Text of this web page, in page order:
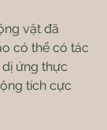
vật đã
có thể có tác
ứng thực
tích cực